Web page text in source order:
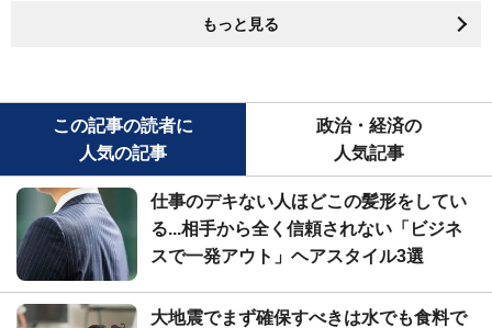
もっと見る
この記事の読者に
人気の記事
政治・経済の
人気記事
仕事のデキない人ほどこの髪形をしてい
る...相手から全く信頼されない「ビジネ
スで一発アウト」ヘアスタイル3選
大地震でまず確保すべきは水でも食料で